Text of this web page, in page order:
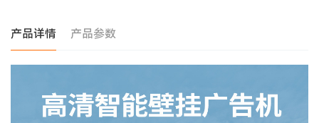
产品详情 产品参数